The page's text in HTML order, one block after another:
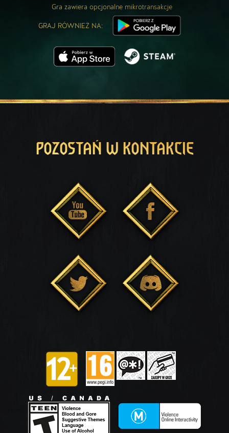
Gra zawiera opcjonalne mikrotransakcje
GRAJ RÓWNIEŻ NA:
POZOSTAŃ W KONTAKCIE